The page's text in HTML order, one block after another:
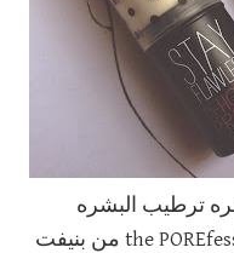
ترطيب البشره
إستخدمت برايمر the POREfessional benefit من بنيفت